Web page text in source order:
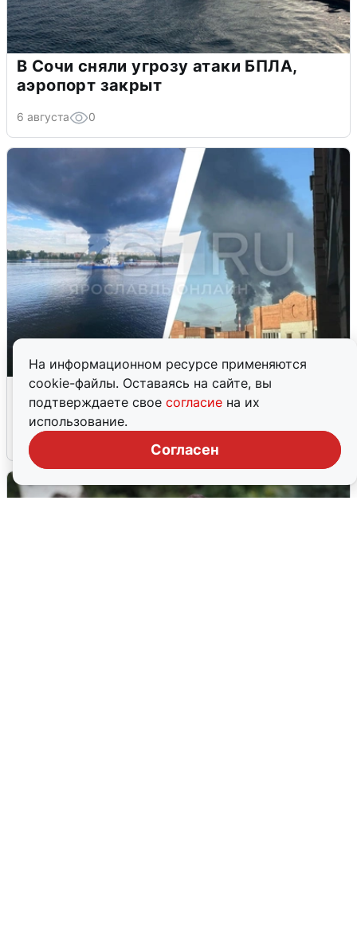
На информационном ресурсе применяются
cookie-файлы. Оставаясь на сайте, вы
подтверждаете свое согласие на их
использование.
Согласен
В Сочи сняли угрозу атаки БПЛА,
аэропорт закрыт
6 августа 0
Ночная атака БПЛА на Ярославль:
попадания и последствия
6 августа